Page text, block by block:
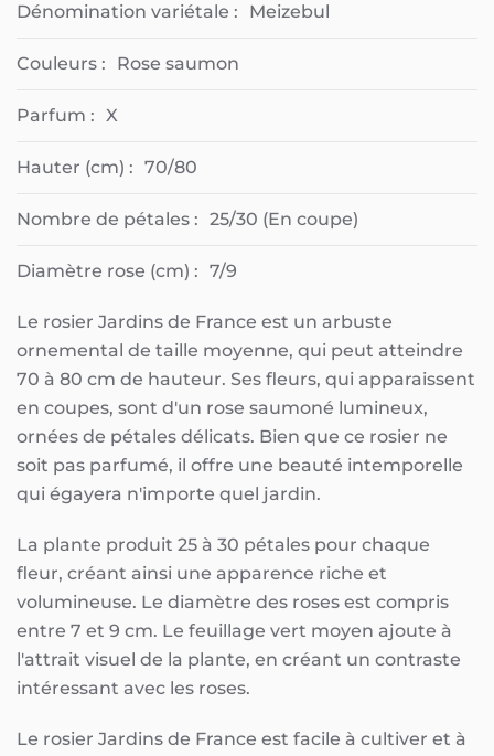
Dénomination variétale : Meizebul
Couleurs : Rose saumon
Parfum : X
Hauter (cm) : 70/80
Nombre de pétales : 25/30 (En coupe)
Diamètre rose (cm) : 7/9
Le rosier Jardins de France est un arbuste
ornemental de taille moyenne, qui peut atteindre
70 à 80 cm de hauteur. Ses fleurs, qui apparaissent
en coupes, sont d'un rose saumoné lumineux,
ornées de pétales délicats. Bien que ce rosier ne
soit pas parfumé, il offre une beauté intemporelle
qui égayera n'importe quel jardin.
La plante produit 25 à 30 pétales pour chaque
fleur, créant ainsi une apparence riche et
volumineuse. Le diamètre des roses est compris
entre 7 et 9 cm. Le feuillage vert moyen ajoute à
l'attrait visuel de la plante, en créant un contraste
intéressant avec les roses.
Le rosier Jardins de France est facile à cultiver et à